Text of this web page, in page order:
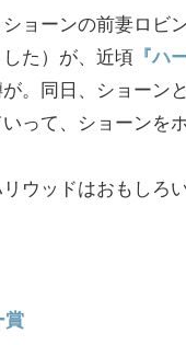
ョーンの前妻ロビ
た）が、近頃 『ハ
。同日、ショーン
って、ショーンを
ウッドはおもし
賞